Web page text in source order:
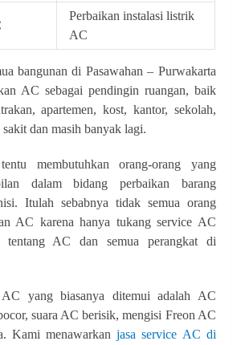
Perbaikan instalasi listrik
AC
bangunan di Pasawahan – Purwakarta
AC sebagai pendingin ruangan, baik
apartemen, kost, kantor, sekolah,
dan masih banyak lagi.
membutuhkan orang-orang yang
dalam bidang perbaikan barang
Itulah sebabnya tidak semua orang
AC karena hanya tukang service AC
tentang AC dan semua perangkat di
AC yang biasanya ditemui adalah AC
suara AC berisik, mengisi Freon AC
Kami menawarkanjasa service AC di